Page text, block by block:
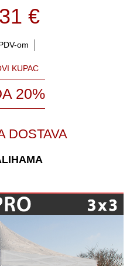
€
om
KUPAC
20%
DOSTAVA